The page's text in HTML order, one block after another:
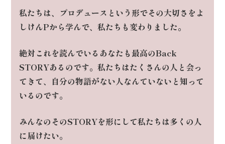
私たちは、プロデュースという形でその大切さをよ
しけんPから学んで、私たちも変わりました。
絶対これを読んでいるあなたも最高のBack
STORYあるのです。私たちはたくさんの人と会っ
てきて、自分の物語がない人なんていないと知って
いるのです。
みんなのそのSTORYを形にして私たちは多くの人
に届けたい。